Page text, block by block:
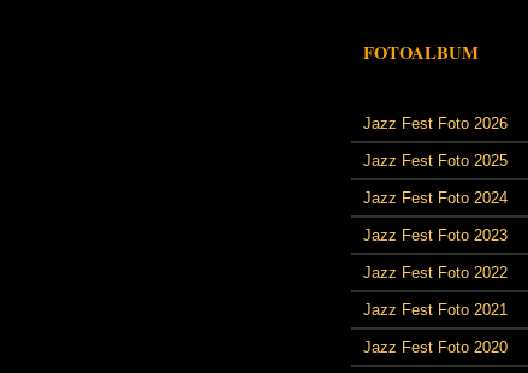
FOTOALBUM
Jazz Fest Foto 2026
Jazz Fest Foto 2025
Jazz Fest Foto 2024
Jazz Fest Foto 2023
Jazz Fest Foto 2022
Jazz Fest Foto 2021
Jazz Fest Foto 2020